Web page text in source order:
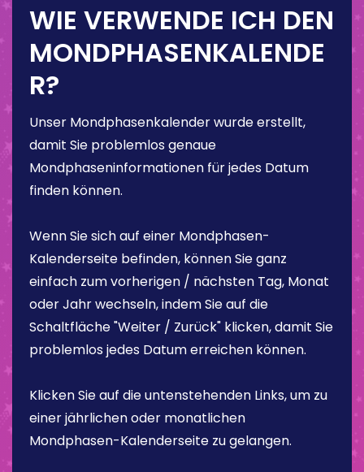
WIE VERWENDE ICH DEN
MONDPHASENKALENDE
R?
Unser Mondphasenkalender wurde erstellt,
damit Sie problemlos genaue
Mondphaseninformationen für jedes Datum
finden können.
Wenn Sie sich auf einer Mondphasen-
Kalenderseite befinden, können Sie ganz
einfach zum vorherigen / nächsten Tag, Monat
oder Jahr wechseln, indem Sie auf die
Schaltfläche "Weiter / Zurück" klicken, damit Sie
problemlos jedes Datum erreichen können.
Klicken Sie auf die untenstehenden Links, um zu
einer jährlichen oder monatlichen
Mondphasen-Kalenderseite zu gelangen.